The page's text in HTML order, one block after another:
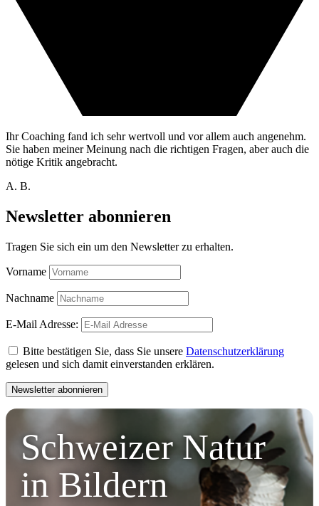
Ihr Coaching fand ich sehr wertvoll und vor allem auch angenehm.
Sie haben meiner Meinung nach die richtigen Fragen, aber auch die
nötige Kritik angebracht.
A. B.
Newsletter abonnieren
Tragen Sie sich ein um den Newsletter zu erhalten.
Vorname
Nachname
E-Mail Adresse:
Bitte bestätigen Sie, dass Sie unsere Datenschutzerklärung
gelesen und sich damit einverstanden erklären.
Schweizer Natur
in Bildern